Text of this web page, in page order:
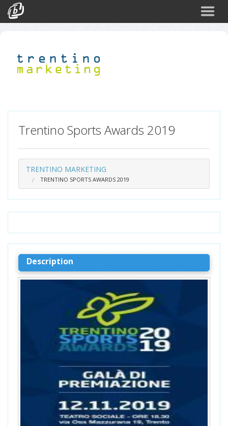
Eventi
Trentino Sports Awards 2019
TRENTINO MARKETING
TRENTINO SPORTS AWARDS 2019
Description